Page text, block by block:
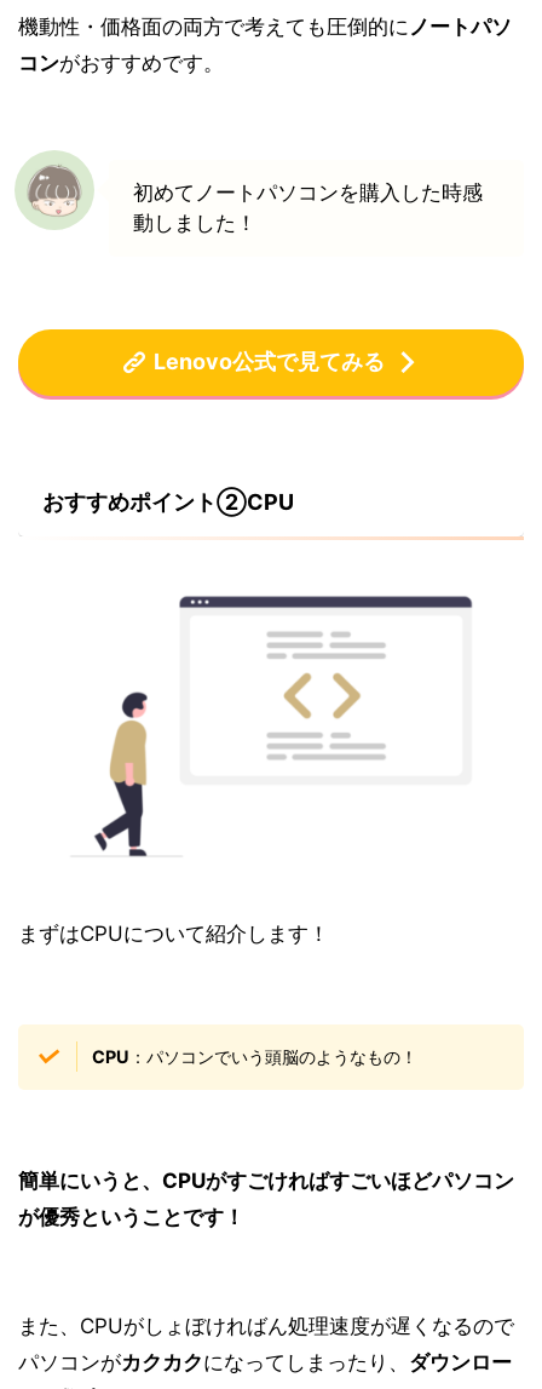
機動性・価格面の両方で考えても圧倒的に ノートパソ
コンがおすすめです。
初めてノートパソコンを購入した時感
動しました！
Lenovo公式で見てみる
おすすめポイント②CPU
まずはCPUについて紹介します！
CPU ：パソコンでいう頭脳のようなもの！
簡単にいうと、CPUがすごければすごいほどパソコン
が優秀ということです！
また、CPUがしょぼければん処理速度が遅くなるので
パソコンがカクカクになってしまったり、 ダウンロー